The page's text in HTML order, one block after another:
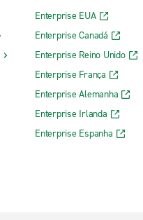
Enterprise EUA
Enterprise Canadá
Enterprise Reino Unido
Enterprise França
Enterprise Alemanha
Enterprise Irlanda
Enterprise Espanha